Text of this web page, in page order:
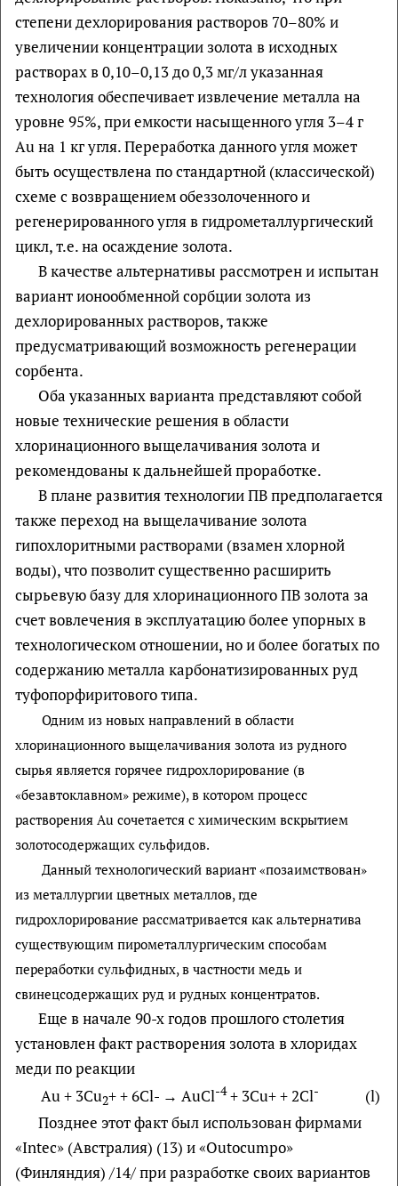
степени дехлорирования растворов 70–80% и
увеличении концентрации золота в исходных
растворах в 0,10–0,13 до 0,3 мг/л указанная
технология обеспечивает извлечение металла на
уровне 95%, при емкости насыщенного угля 3–4 г
Аu на 1 кг угля. Переработка данного угля может
быть осуществлена по стандартной (классической)
схеме с возвращением обеззолоченного и
регенерированного угля в гидрометаллургический
цикл, т.е. на осаждение золота.
В качестве альтернативы рассмотрен и испытан
вариант ионообменной сорбции золота из
дехлорированных растворов, также
предусматривающий возможность регенерации
сорбента.
Оба указанных варианта представляют собой
новые технические решения в области
хлоринационного выщелачивания золота и
рекомендованы к дальнейшей проработке.
В плане развития технологии ПВ предполагается
также переход на выщелачивание золота
гипохлоритными растворами (взамен хлорной
воды), что позволит существенно расширить
сырьевую базу для хлоринационного ПВ золота за
счет вовлечения в эксплуатацию более упорных в
технологическом отношении, но и более богатых по
содержанию металла карбонатизированных руд
туфопорфиритового типа.
Одним из новых направлений в области
хлоринационного выщелачивания золота из рудного
сырья является горячее гидрохлорирование (в
«безавтоклавном» режиме), в котором процесс
растворения Au сочетается с химическим вскрытием
золотосодержащих сульфидов.
Данный технологический вариант «позаимствован»
из металлургии цветных металлов, где
гидрохлорирование рассматривается как альтернатива
существующим пирометаллургическим способам
переработки сульфидных, в частности медь и
свинецсодержащих руд и рудных концентратов.
Еще в начале 90-х годов прошлого столетия
установлен факт растворения золота в хлоридах
меди по реакции
Аu + 3Сu2+ + 6Cl- → AuCl-4+ 3Сu+ + 2Сl-
(l)
Позднее этот факт был использован фирмами
«Intec» (Австралия) (13) и «Outocumpo»
(Финляндия) /14/ при разработке своих вариантов